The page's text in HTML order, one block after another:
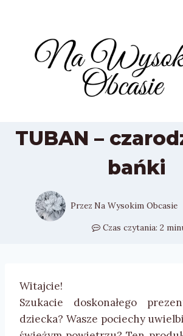
TUBAN –
bańki
Przez Na Wysokim Obcasie
Czas czytania: 2
Witajcie!
Szukacie doskonałego
dziecka? Wasze pociechy